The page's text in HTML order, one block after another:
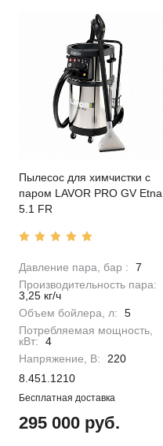
Пылесос для химчистки с
паром LAVOR PRO GV Etna
5.1 FR
Давление пара, бар :
7
Производительность пара:
3,25 кг/ч
Объем бойлера, л:
5
Потребляемая мощность,
кВт:
4
Напряжение, В:
220
8.451.1210
Бесплатная доставка
295 000 руб.